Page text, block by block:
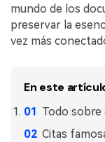
Actualización
Actualizar a
mundo de los
preservar la
vez más
En este
Todo sobre
Citas